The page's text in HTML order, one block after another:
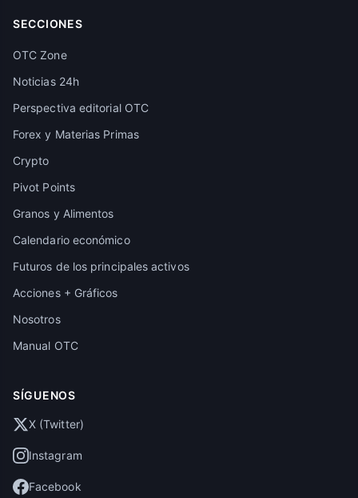
SECCIONES
OTC Zone
Noticias 24h
Perspectiva editorial OTC
Forex y Materias Primas
Crypto
Pivot Points
Granos y Alimentos
Calendario económico
Futuros de los principales activos
Acciones + Gráficos
Nosotros
Manual OTC
SÍGUENOS
X (Twitter)
Instagram
Facebook